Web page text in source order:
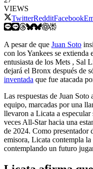
VIEWS
TwitterRedditFacebook
A pesar de que Juan Soto
con los Yankees se
entusiasta de los Mets , Sal
dejará el Bronx después de
inventada que fue atacada
Las respuestas de Juan
equipo, marcadas por una
llevaron a Licata a
veces All-Star hacia una
de 2024. Como presentador
emisora, Licata contempla la
contemplando un futuro